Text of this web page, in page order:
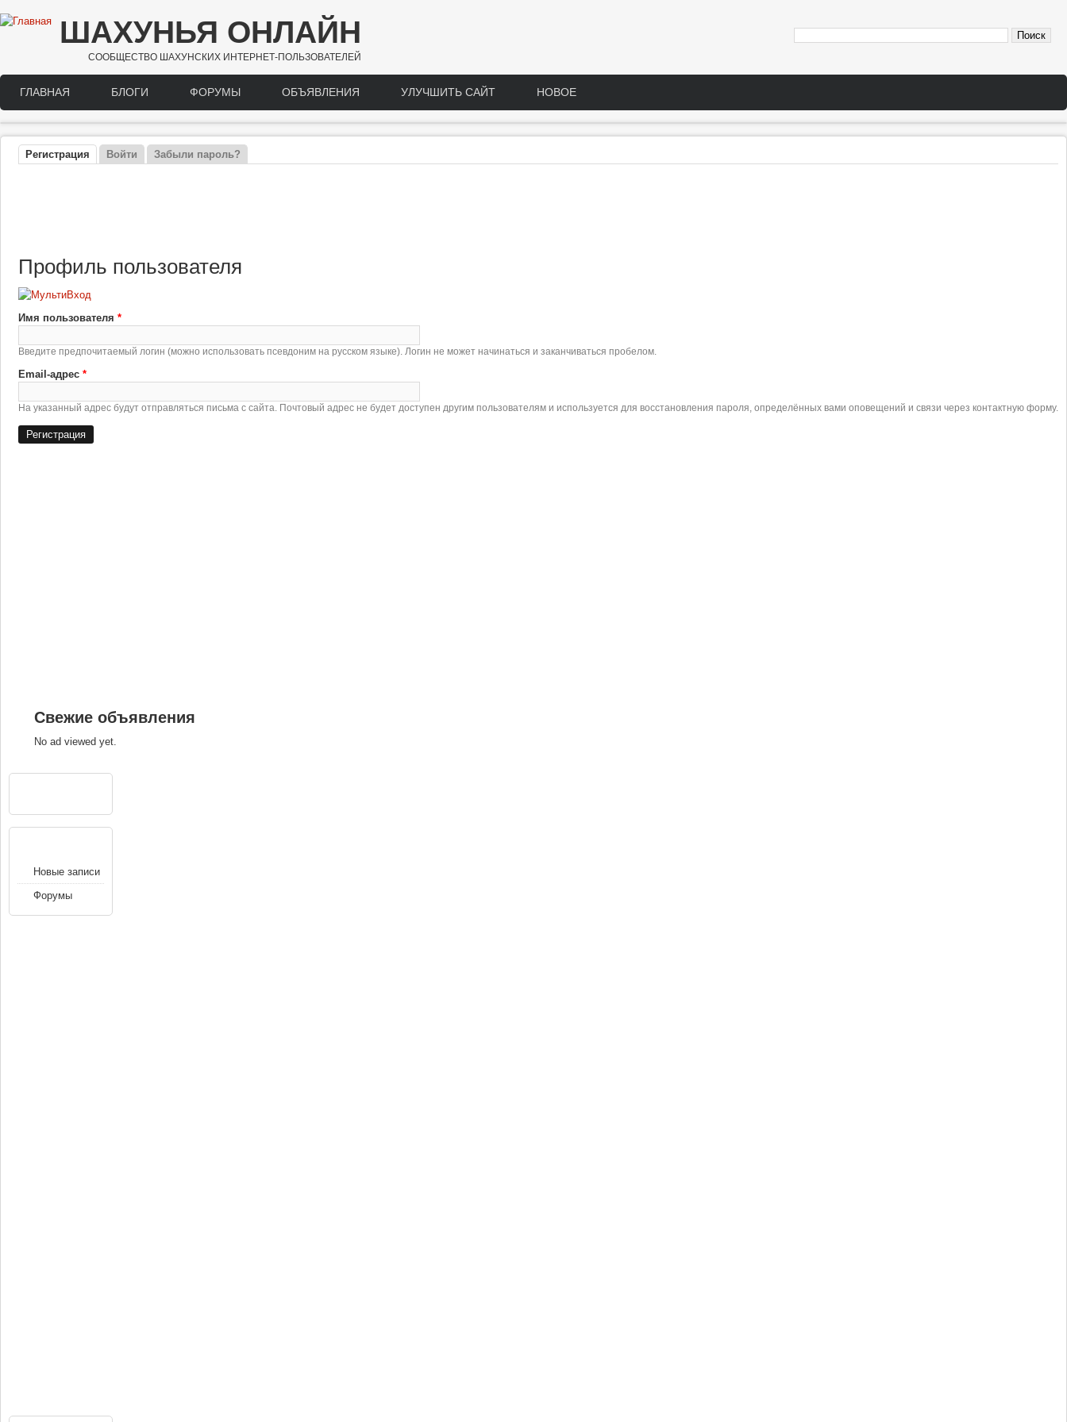
Перейти к основному содержанию
ШАХУНЬЯ ОНЛАЙН
СООБЩЕСТВО ШАХУНСКИХ ИНТЕРНЕТ-ПОЛЬЗОВАТЕЛЕЙ
Main menu
ГЛАВНАЯ БЛОГИ ФОРУМЫ ОБЪЯВЛЕНИЯ УЛУЧШИТЬ САЙТ НОВОЕ
Главные вкладки
Регистрация (активная вкладка)
Войти Забыли пароль?
Профиль пользователя
Имя пользователя *
Введите предпочитаемый логин (можно использовать псевдоним на русском языке). Логин не может начинаться и заканчиваться пробелом.
Email-адрес *
На указанный адрес будут отправляться письма с сайта. Почтовый адрес не будет доступен другим пользователям и используется для восстановления пароля, определённых вами оповещений и связи через контактную форму.
Свежие объявления
No ad viewed yet.
Новые записи
Форумы